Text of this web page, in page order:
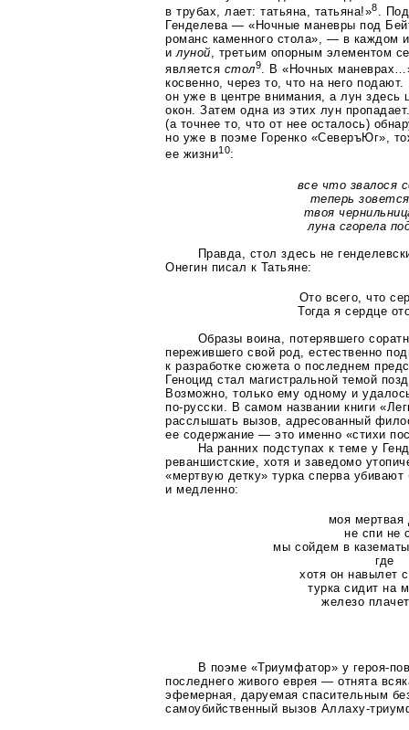
в трубах, лает: татьяна, татьяна!»8.
Генделева — «Ночные маневры под
романс каменного стола», — в каждом
илуной, третьим опорным элементом
является стол9. В «Ночных
косвенно, через то, что на него
он уже в центре внимания, а лун
окон. Затем одна из этих лун
(а точнее то, что от нее осталось)
но уже в поэме Горенко «СеверъЮг»,
ее жизни10:
все что звалося
теперь
твоя
луна сгорела
Правда, стол здесь не
Онегин писал к Татьяне:
Ото всего, что
Тогда я сердце
Образы воина, потерявшего
пережившего свой род, естественно
к разработке сюжета о последнем
Геноцид стал магистральной темой
Возможно, только ему одному и
по-русски . В самом названии книги
расслышать вызов, адресованный
ее содержание — это именно «стихи
На ранних подступах к теме у
реваншистские, хотя и заведомо
«мертвую детку» турка сперва
и медленно:
моя мертвая
не спи не
мы сойдем в
где
хотя он навылет
турка сидит на
железо
В поэме «Триумфатор» у героя-
последнего живого еврея — отнята
эфемерная, даруемая спасительным
самоубийственный вызов Аллаху-